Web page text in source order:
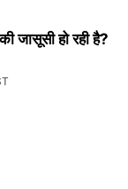
जासूसी हो रही है?